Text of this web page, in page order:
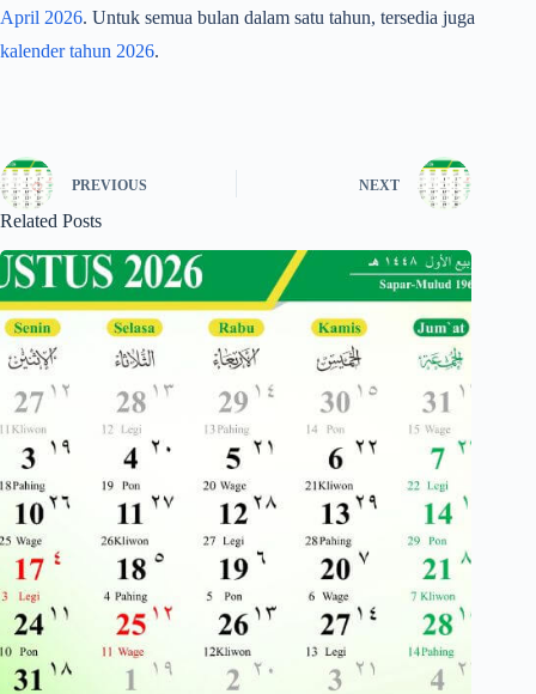
April 2026. Untuk semua bulan dalam satu tahun, tersedia juga
kalender tahun 2026.
PREVIOUS NEXT
Related Posts